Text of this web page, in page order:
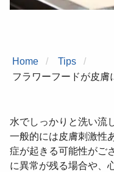
Home
Tips
フラワーフードが皮膚
水でしっかりと洗い流
一般的には皮膚刺激性
症が起きる可能性がご
に異常が残る場合や、